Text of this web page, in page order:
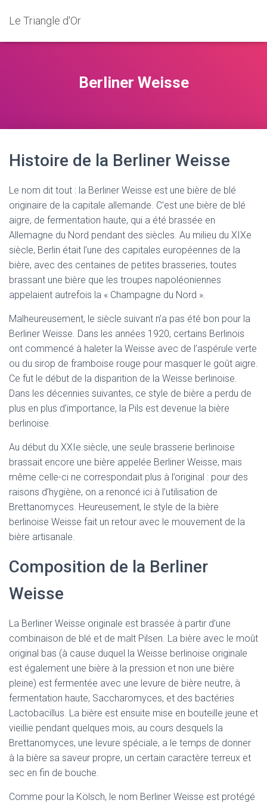
Le Triangle d'Or
Berliner Weisse
Histoire de la Berliner Weisse
Le nom dit tout : la Berliner Weisse est une bière de blé
originaire de la capitale allemande. C’est une bière de blé
aigre, de fermentation haute, qui a été brassée en
Allemagne du Nord pendant des siècles. Au milieu du XIXe
siècle, Berlin était l’une des capitales européennes de la
bière, avec des centaines de petites brasseries, toutes
brassant une bière que les troupes napoléoniennes
appelaient autrefois la « Champagne du Nord ».
Malheureusement, le siècle suivant n’a pas été bon pour la
Berliner Weisse. Dans les années 1920, certains Berlinois
ont commencé à haleter la Weisse avec de l’aspérule verte
ou du sirop de framboise rouge pour masquer le goût aigre.
Ce fut le début de la disparition de la Weisse berlinoise.
Dans les décennies suivantes, ce style de bière a perdu de
plus en plus d’importance, la Pils est devenue la bière
berlinoise.
Au début du XXIe siècle, une seule brasserie berlinoise
brassait encore une bière appelée Berliner Weisse, mais
même celle-ci ne correspondait plus à l’original : pour des
raisons d’hygiène, on a renoncé ici à l’utilisation de
Brettanomyces. Heureusement, le style de la bière
berlinoise Weisse fait un retour avec le mouvement de la
bière artisanale.
Composition de la Berliner
Weisse
La Berliner Weisse originale est brassée à partir d’une
combinaison de blé et de malt Pilsen. La bière avec le moût
original bas (à cause duquel la Weisse berlinoise originale
est également une bière à la pression et non une bière
pleine) est fermentée avec une levure de bière neutre, à
fermentation haute, Saccharomyces, et des bactéries
Lactobacillus. La bière est ensuite mise en bouteille jeune et
vieillie pendant quelques mois, au cours desquels la
Brettanomyces, une levure spéciale, a le temps de donner
à la bière sa saveur propre, un certain caractère terreux et
sec en fin de bouche.
Comme pour la Kölsch, le nom Berliner Weisse est protégé